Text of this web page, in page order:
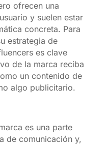
ofrecen una
y suelen estar
concreta. Para
estrategia de
es clave
de la marca reciba
un contenido de
algo publicitario.
es una parte
de comunicación y,